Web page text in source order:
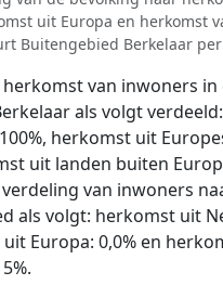
uit Europa en herkomst
Buitengebied Berkelaar per
herkomst van inwoners
als volgt
herkomst uit
uit landen buiten
verdeling van inwoners
als volgt: herkomst uit
Europa: 0,0% en